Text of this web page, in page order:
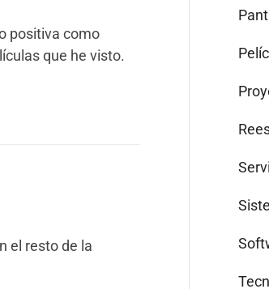
positiva como
que he visto.
el resto de la